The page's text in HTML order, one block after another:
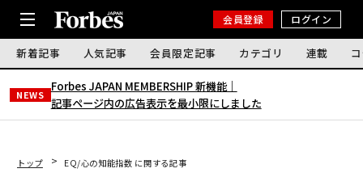
会員登録 ログイン
新着記事 人気記事 会員限定記事 カテゴリ 連載
NEWS
Forbes JAPAN MEMBERSHIP 新機能｜
記事ページ内の広告表示を最小限にしました
トップ EQ/心の知能指数 に関する記事